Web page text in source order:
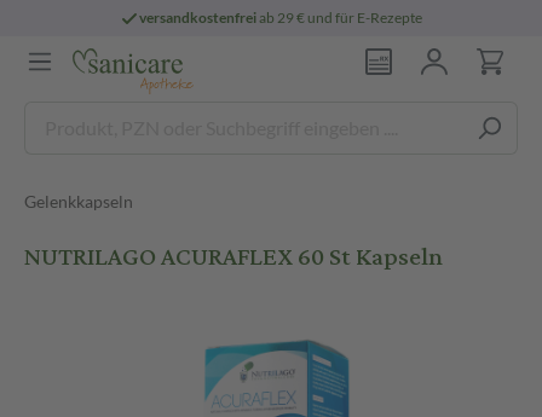
versandkostenfreiab 29 € und für E-Rezepte
Gelenkkapseln
NUTRILAGO ACURAFLEX 60 St Kapseln